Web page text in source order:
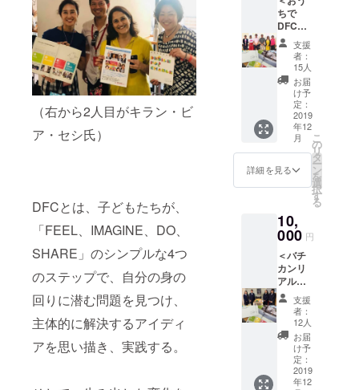
（右から2人目がキラン・ビ
ア・セシ氏）
DFCとは、子どもたちが、
「FEEL、IMAGINE、DO、
SHARE」のシンプルな4つ
のステップで、自分の身の
回りに潜む問題を見つけ、
主体的に解決するアイディ
アを思い描き、実践する。
ダー。
筑波大学大
学院 人間総
合科学研究
科 修了。
愛と絆と共
ン「オキシ
研究で保健
学修士。
著書20冊、
共訳書6冊。
5児の母。
メッ
セージ
ちで
DFC！
コース
＞ ・
DFC実
践ガイ
ドブッ
ク1冊
・支援
者限定
コミュ
ニティ
（faceb
ookグ
ルー
招待 ・
DFCJ事
務局よ
り、感
謝の気
持ちを
込めた
御礼
メッ
セージ
支援
者：
15人
お届
け予
定：
2019
年12
月
詳細を見る
こ
の
リ
タ
ー
ン
を
選
択
す
る
10,
000 円
＜バチ
カンリ
アル報
告会！
コース
＞ ・バ
チカン
でのwe
canパ
レード
及び子
支援
者：
12人
お届
け予
定：
2019
年12